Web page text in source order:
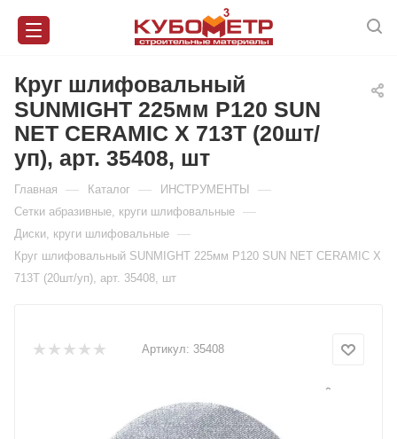
Круг шлифовальный
SUNMIGHT 225мм Р120 SUN
NET CERAMIC X 713T (20шт/
уп), арт. 35408, шт
Главная — Каталог — ИНСТРУМЕНТЫ —
Сетки абразивные, круги шлифовальные —
Диски, круги шлифовальные —
Круг шлифовальный SUNMIGHT 225мм Р120 SUN NET CERAMIC X
713T (20шт/уп), арт. 35408, шт
Артикул: 35408